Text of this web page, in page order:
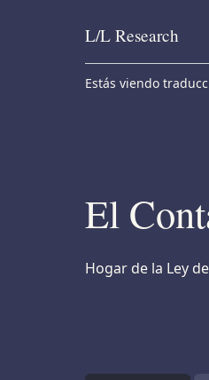
Skip to content
L/L Research
Estás viendo
El
Hogar de la Ley